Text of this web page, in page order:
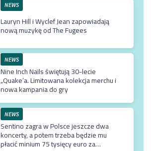
NEWS
Lauryn Hill i Wyclef Jean zapowiadają
nową muzykę od The Fugees
NEWS
Nine Inch Nails świętują 30-lecie
„Quake’a. Limitowana kolekcja merchu i
nowa kampania do gry
NEWS
Sentino zagra w Polsce jeszcze dwa
koncerty, a potem trzeba będzie mu
płacić minium 75 tysięcy euro za